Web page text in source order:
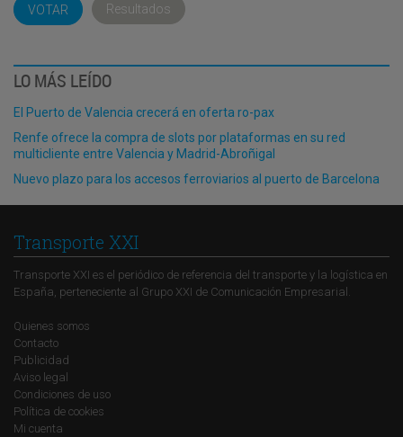
Resultados
LO MÁS LEÍDO
El Puerto de Valencia crecerá en oferta ro-pax
Renfe ofrece la compra de slots por plataformas en su red
multicliente entre Valencia y Madrid-Abroñigal
Nuevo plazo para los accesos ferroviarios al puerto de Barcelona
Transporte XXI
Transporte XXI es el periódico de referencia del transporte y la logística en
España, perteneciente al Grupo XXI de Comunicación Empresarial.
Quienes somos
Contacto
Publicidad
Aviso legal
Condiciones de uso
Política de cookies
Mi cuenta